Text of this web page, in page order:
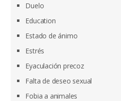
Duelo
Education
Estado de ánimo
Estrés
Eyaculación precoz
Falta de deseo sexual
Fobia a animales